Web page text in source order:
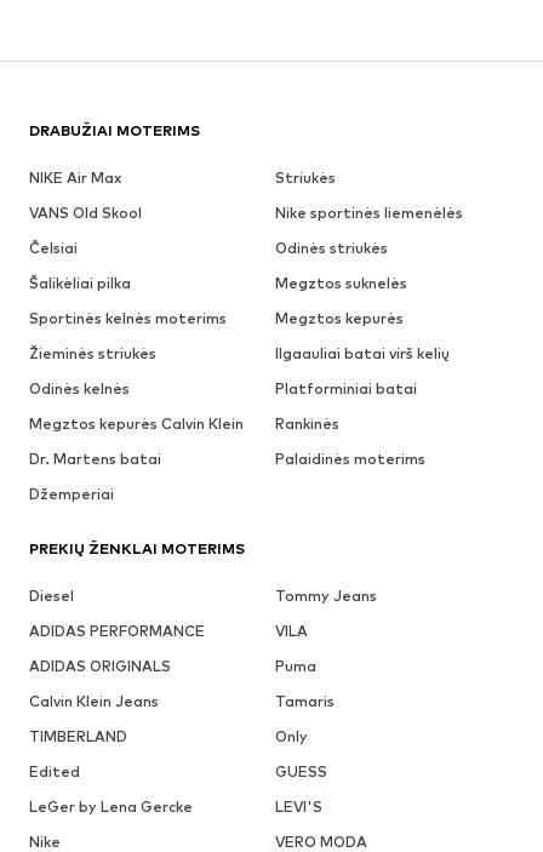
DRABUŽIAI MOTERIMS
NIKE Air Max
Striukės
VANS Old Skool
Nike sportinės liemenėlės
Čelsiai
Odinės striukės
Šalikėliai pilka
Megztos suknelės
Sportinės kelnės moterims
Megztos kepurės
Žieminės striukės
Ilgaauliai batai virš kelių
Odinės kelnės
Platforminiai batai
Megztos kepurės Calvin Klein
Rankinės
Dr. Martens batai
Palaidinės moterims
Džemperiai
PREKIŲ ŽENKLAI MOTERIMS
Diesel
Tommy Jeans
ADIDAS PERFORMANCE
VILA
ADIDAS ORIGINALS
Puma
Calvin Klein Jeans
Tamaris
TIMBERLAND
Only
Edited
GUESS
LeGer by Lena Gercke
LEVI'S
Nike
VERO MODA